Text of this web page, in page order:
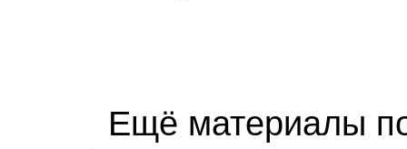
Ещё материалы